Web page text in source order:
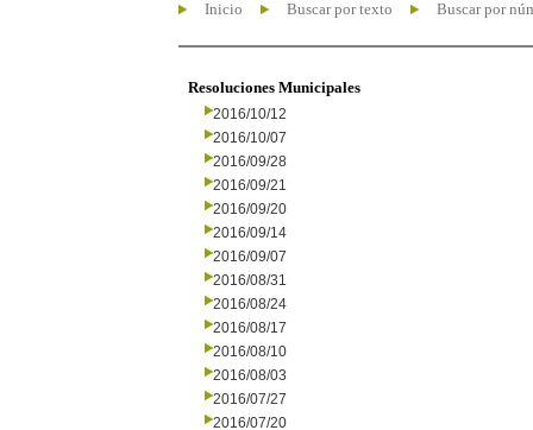
Inicio Buscar por texto Buscar por
Resoluciones Municipales
2016/10/12
2016/10/07
2016/09/28
2016/09/21
2016/09/20
2016/09/14
2016/09/07
2016/08/31
2016/08/24
2016/08/17
2016/08/10
2016/08/03
2016/07/27
2016/07/20